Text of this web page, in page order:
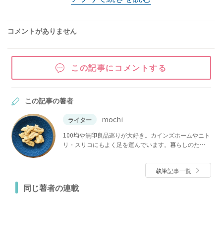
コメントがありません
この記事にコメントする
この記事の著者
ライター mochi
100均や無印良品巡りが大好き。カインズホームやニト
リ・スリコにもよく足を運んでいます。暮らしのため
執筆記事一覧
同じ著者の連載